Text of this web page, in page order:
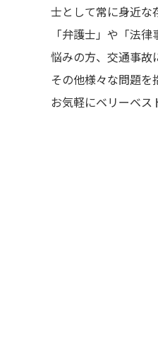
士として常に身近な
「弁護士」や「法
悩みの方、交通事故
その他様々な問題
お気軽にベリーベス